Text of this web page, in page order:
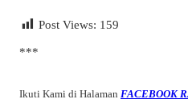
Post Views: 159
***
Ikuti Kami di Halaman FACEBOOK